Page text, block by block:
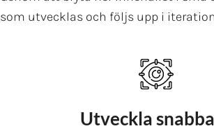
som utvecklas och följs upp i
Utveckla